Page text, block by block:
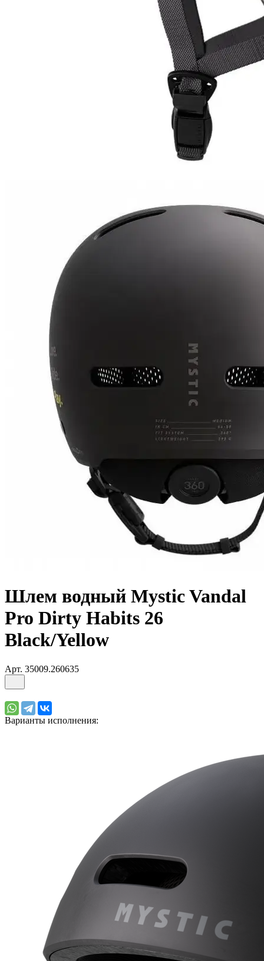
Шлем водный Mystic Vandal
Pro Dirty Habits 26
Black/Yellow
Арт. 35009.260635
Варианты исполнения: